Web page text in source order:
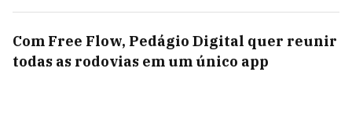
Com Free Flow, Pedágio Digital quer reunir
todas as rodovias em um único app